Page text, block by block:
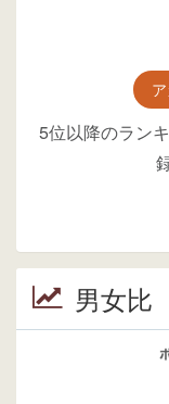
5位以降のラン
男女比